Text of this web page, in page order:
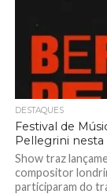
DESTAQUES
Festival de
Pellegrini nesta
Show traz
compositor
participaram do